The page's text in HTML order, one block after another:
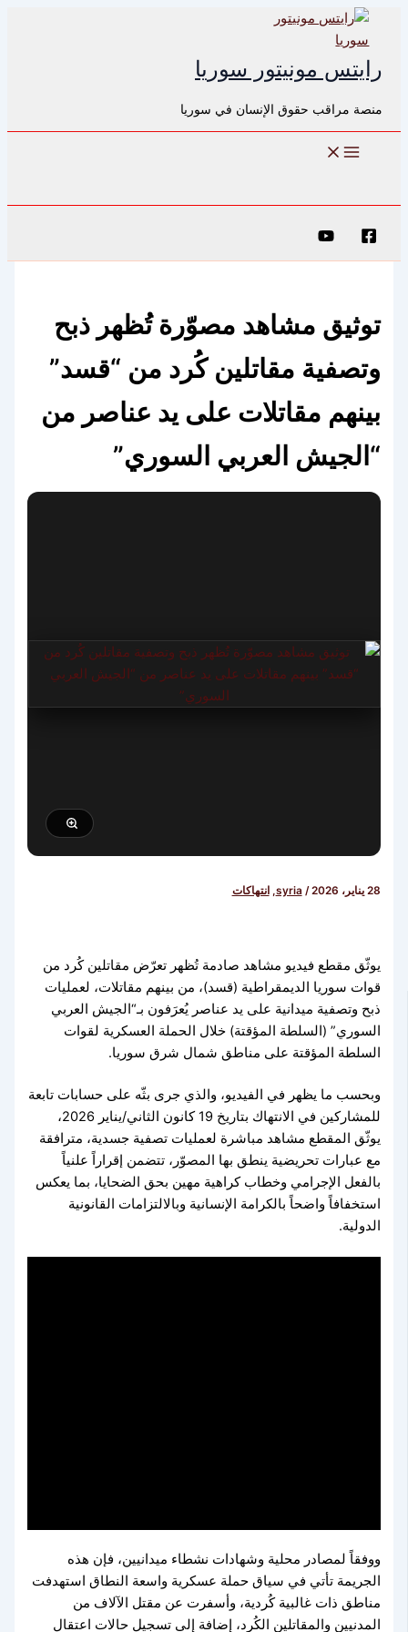
تخطي
المحتوى
رايتس مونيتور سوريا
منصة مراقب حقوق الإنسان في سوريا
توثيق مشاهد مصوّرة تُظهر ذبح
وتصفية مقاتلين كُرد من “قسد”
بينهم مقاتلات على يد عناصر من
“الجيش العربي السوري”
28 يناير، 2026 /
syria
, انتهاكات
يوثّق مقطع فيديو مشاهد صادمة تُظهر تعرّض مقاتلين كُرد من
قوات سوريا الديمقراطية (قسد)، من بينهم مقاتلات، لعمليات
ذبح وتصفية ميدانية على يد عناصر يُعرَفون بـ“الجيش العربي
السوري” (السلطة المؤقتة) خلال الحملة العسكرية لقوات
السلطة المؤقتة على مناطق شمال شرق سوريا.
وبحسب ما يظهر في الفيديو، والذي جرى بثّه على حسابات تابعة
للمشاركين في الانتهاك بتاريخ 19 كانون الثاني/يناير 2026،
يوثّق المقطع مشاهد مباشرة لعمليات تصفية جسدية، مترافقة
مع عبارات تحريضية ينطق بها المصوّر، تتضمن إقراراً علنياً
بالفعل الإجرامي وخطاب كراهية مهين بحق الضحايا، بما يعكس
استخفافاً واضحاً بالكرامة الإنسانية وبالالتزامات القانونية
الدولية.
+18
ووفقاً لمصادر محلية وشهادات نشطاء ميدانيين، فإن هذه
الجريمة تأتي في سياق حملة عسكرية واسعة النطاق استهدفت
مناطق ذات غالبية كُردية، وأسفرت عن مقتل الآلاف من
المدنيين والمقاتلين الكُرد، إضافة إلى تسجيل حالات اعتقال